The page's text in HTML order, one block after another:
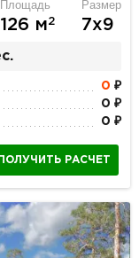
Площадь
126 м2
Размер
7х9
0 ₽
0 ₽
0 ₽
ПОЛУЧИТЬ РАСЧЕТ